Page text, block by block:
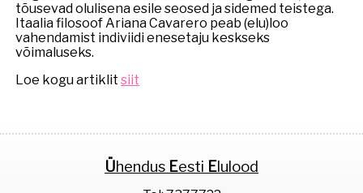
tõusevad olulisena esile seosed ja sidemed teistega.
Itaalia filosoof Ariana Cavarero peab (elu)loo
vahendamist indiviidi enesetaju keskseks
võimaluseks.
Loe kogu artiklitsiit
Ühendus Eesti Elulood